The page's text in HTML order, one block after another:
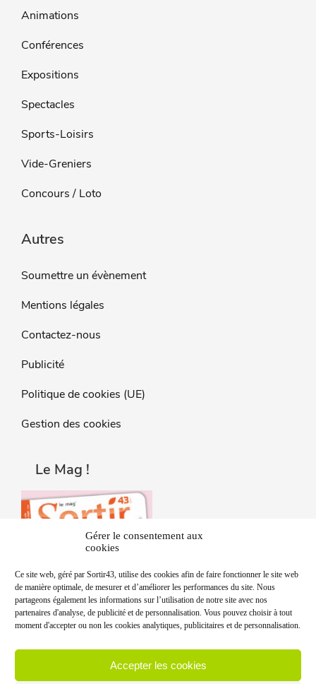
Gérer le consentement aux
cookies
Ce site web, géré par Sortir43, utilise des cookies afin de faire fonctionner le site web
de manière optimale, de mesurer et d’améliorer les performances du site. Nous
partageons également les informations sur l’utilisation de notre site avec nos
partenaires d'analyse, de publicité et de personnalisation. Vous pouvez choisir à tout
moment d'accepter ou non les cookies analytiques, publicitaires et de personnalisation.
Accepter les cookies
Animations
Conférences
Expositions
Spectacles
Sports-Loisirs
Vide-Greniers
Concours / Loto
Autres
Soumettre un évènement
Mentions légales
Contactez-nous
Publicité
Politique de cookies (UE)
Gestion des cookies
Le Mag !